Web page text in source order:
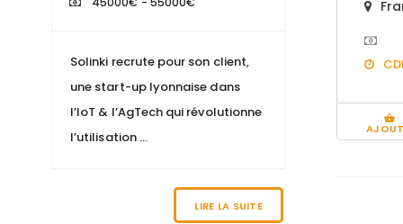
Solinki recrute pour son client,
une start-up lyonnaise dans
l’IoT & l’AgTech qui révolutionne
l’utilisation ...
LIRE LA SUITE
Ton Job !
la
CDI